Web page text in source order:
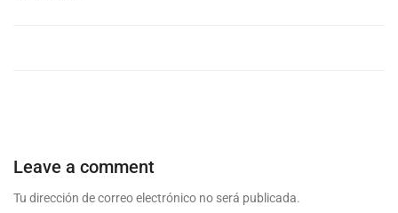
Leave a comment
Tu dirección de correo electrónico no será publicada.